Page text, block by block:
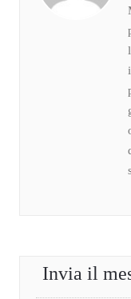
Invia il